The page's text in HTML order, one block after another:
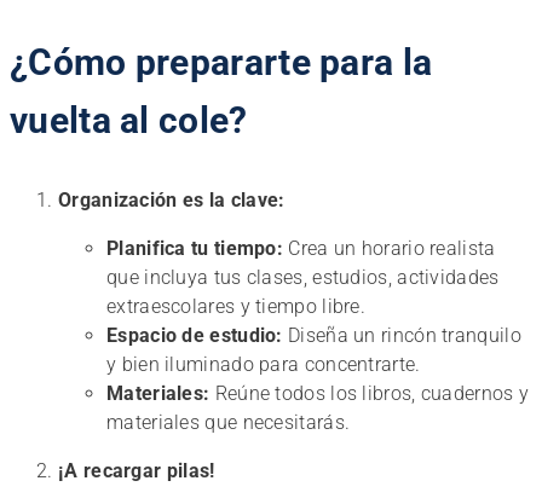
¿Cómo prepararte para la
vuelta al cole?
Organización es la clave:
Planifica tu tiempo: Crea un horario realista
que incluya tus clases, estudios, actividades
extraescolares y tiempo libre.
Espacio de estudio: Diseña un rincón tranquilo
y bien iluminado para concentrarte.
Materiales: Reúne todos los libros, cuadernos y
materiales que necesitarás.
¡A recargar pilas!